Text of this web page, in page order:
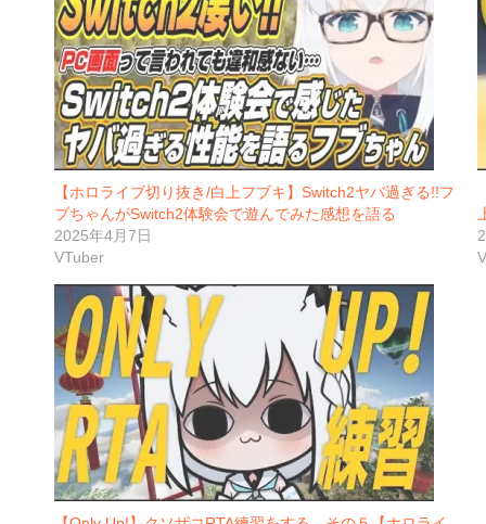
【ホロライブ切り抜き/白上フブキ】Switch2ヤバ過ぎる!!フ
ブちゃんがSwitch2体験会で遊んでみた感想を語る
2025年4月7日
VTuber